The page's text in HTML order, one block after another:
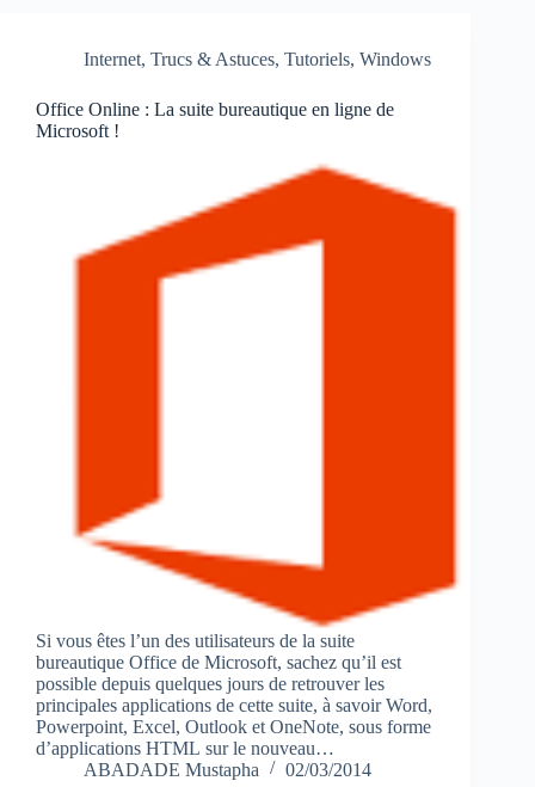
Internet, Trucs & Astuces, Tutoriels, Windows
Office Online : La suite bureautique en ligne de
Microsoft !
Si vous êtes l’un des utilisateurs de la suite
bureautique Office de Microsoft, sachez qu’il est
possible depuis quelques jours de retrouver les
principales applications de cette suite, à savoir Word,
Powerpoint, Excel, Outlook et OneNote, sous forme
d’applications HTML sur le nouveau…
ABADADE Mustapha
02/03/2014